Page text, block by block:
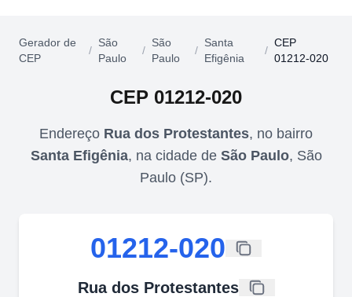
Gerador de
CEP
/
São
Paulo
/
São
Paulo
/
Santa
Efigênia
/
CEP
01212-020
CEP 01212-020
Endereço Rua dos Protestantes, no bairro
Santa Efigênia, na cidade de São Paulo, São
Paulo (SP).
01212-020
Rua dos Protestantes